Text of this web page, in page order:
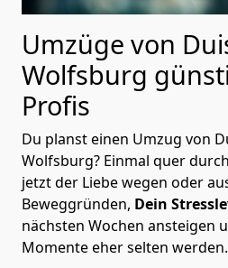
Umzüge von
Wolfsburg
Profis
Du planst einen Umzug von
Wolfsburg? Einmal quer
jetzt der Liebe wegen oder
Beweggründen, Dein
nächsten Wochen ansteigen
Momente eher selten werden.